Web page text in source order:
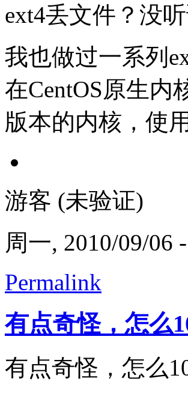
ext4丢文件？没听
我也做过一系列
在CentOS原生内
版本的内核，使
游客 (未验证)
周一, 2010/09/06
Permalink
有点奇怪，怎么
有点奇怪，怎么